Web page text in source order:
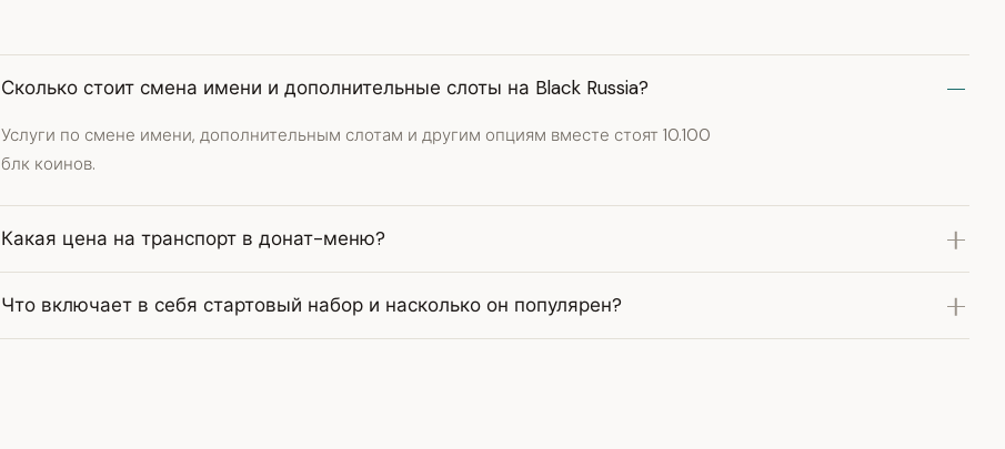
Сколько стоит смена имени и дополнительные слоты на Black Russia?
Услуги по смене имени, дополнительным слотам и другим опциям вместе стоят 10.100
блк коинов.
Какая цена на транспорт в донат-меню?
Что включает в себя стартовый набор и насколько он популярен?